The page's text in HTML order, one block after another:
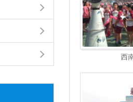
西